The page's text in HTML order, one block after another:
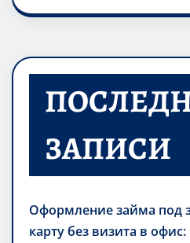
ЗАПИСИ
Оформление займа под
карту без визита в